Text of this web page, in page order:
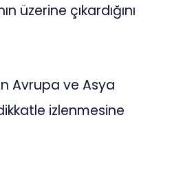
üzerine çıkardığını
Avrupa ve Asya
izlenmesine